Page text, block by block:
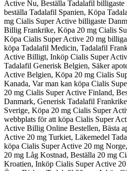
Active Nu, Beställa Tadalafil
beställa Tadalafil Spanien, Köpa
mg Cialis Super Active billigaste
Billig Frankrike, Köpa 20 mg Cialis
Köpa Cialis Super Active 20 mg
köpa Tadalafil Medicin, Tadalafil
Active Billigt, Inköp Cialis Super
Tadalafil Generisk Belgien, Säker
Active Belgien, Köpa 20 mg Cialis
Kanada, Var man kan köpa Cialis
20 mg Cialis Super Active Finland,
Danmark, Generisk Tadalafil
Sverige, Köpa 20 mg Cialis Super
webbplats för att köpa Cialis Super
Active Billig Online Bestellen, Bästa
Active 20 mg Turkiet, Läkemedel
köpa Cialis Super Active 20 mg
20 mg Låg Kostnad, Beställa 20 mg
Kroatien, Inköp Cialis Super Active